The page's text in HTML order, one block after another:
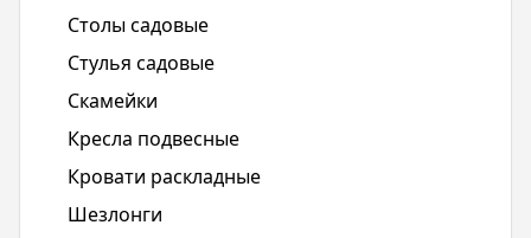
Столы садовые
Стулья садовые
Скамейки
Кресла подвесные
Кровати раскладные
Шезлонги